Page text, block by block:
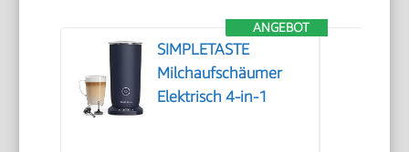
ANGEBOT
SIMPLETASTE
Milchaufschäumer
Elektrisch 4-in-1